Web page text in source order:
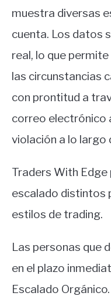
muestra diversas
cuenta. Los datos
real, lo que
las circunstancias
con prontitud a
correo electrónico
violación a lo largo
Traders With
escalado distintos
estilos de trading.
Las personas que
en el plazo
Escalado